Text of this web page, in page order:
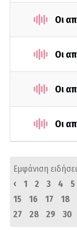
Οι
Οι
Οι
Οι
Εμφάνιση
‹
1 2 3 4 5
15
16 17 18
27
28 29 30